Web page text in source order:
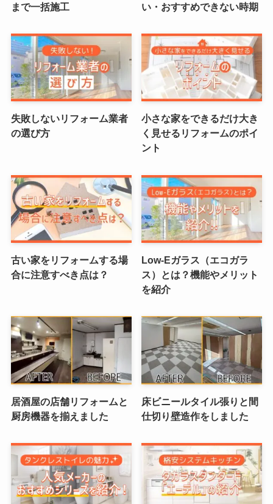
まで一括施工
い・おすすめできない時期
失敗しないリフォーム業者
の選び方
小さな家をできるだけ大き
く見せるリフォームのポイ
ント
古い家をリフォームする場
合に注意すべき点は？
Low-Eガラス（エコガラ
ス）とは？機能やメリット
を紹介
居酒屋の店舗リフォームと
厨房機器を揃えました
床ビニールタイル張りと間
仕切り壁造作をしました